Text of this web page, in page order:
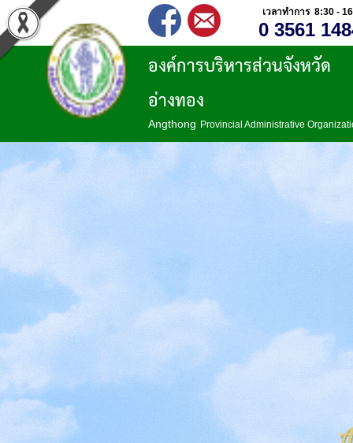
เวลาทำการ 8:30 -
0 3561
องค์การบริหารส่วนจังหวัด
อ่างทอง
Angthong Provincial Administrative